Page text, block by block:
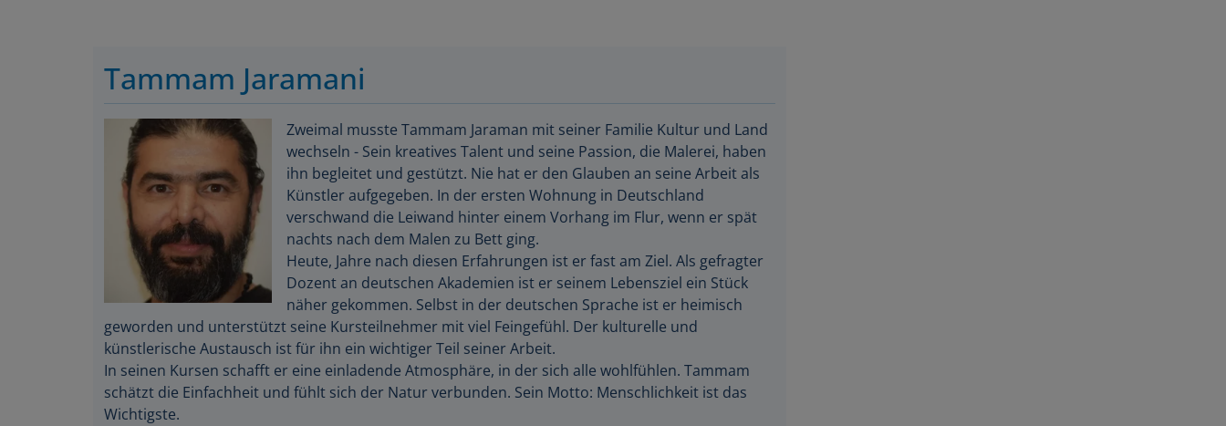
Tammam Jaramani
Zweimal musste Tammam Jaraman mit seiner Familie Kultur und Land
wechseln - Sein kreatives Talent und seine Passion, die Malerei, haben
ihn begleitet und gestützt. Nie hat er den Glauben an seine Arbeit als
Künstler aufgegeben. In der ersten Wohnung in Deutschland
verschwand die Leiwand hinter einem Vorhang im Flur, wenn er spät
nachts nach dem Malen zu Bett ging.
Heute, Jahre nach diesen Erfahrungen ist er fast am Ziel. Als gefragter
Dozent an deutschen Akademien ist er seinem Lebensziel ein Stück
näher gekommen. Selbst in der deutschen Sprache ist er heimisch
geworden und unterstützt seine Kursteilnehmer mit viel Feingefühl. Der kulturelle und
künstlerische Austausch ist für ihn ein wichtiger Teil seiner Arbeit.
In seinen Kursen schafft er eine einladende Atmosphäre, in der sich alle wohlfühlen. Tammam
schätzt die Einfachheit und fühlt sich der Natur verbunden. Sein Motto: Menschlichkeit ist das
Wichtigste.